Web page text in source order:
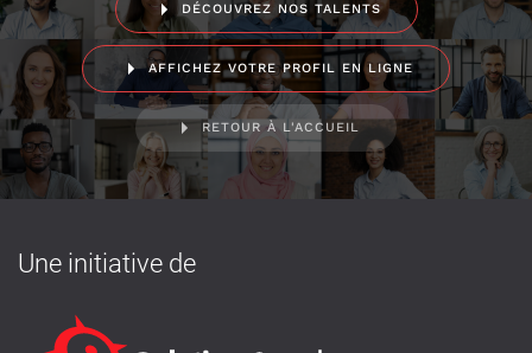
DÉCOUVREZ NOS TALENTS
AFFICHEZ VOTRE PROFIL EN LIGNE
RETOUR À L'ACCUEIL
Une initiative de